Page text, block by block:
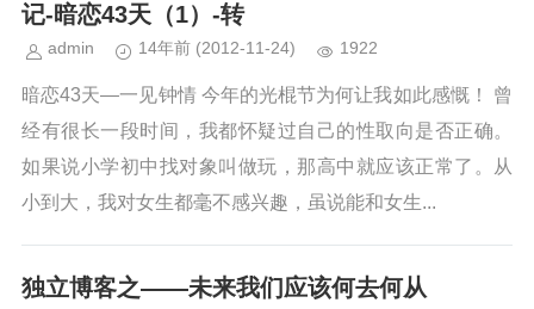
记-暗恋43天（1）-转
admin 14年前 (2012-11-24) 1922
暗恋43天—一见钟情 今年的光棍节为何让我如此感慨！ 曾
经有很长一段时间，我都怀疑过自己的性取向是否正确。
如果说小学初中找对象叫做玩，那高中就应该正常了。从
小到大，我对女生都毫不感兴趣，虽说能和女生...
独立博客之——未来我们应该何去何从